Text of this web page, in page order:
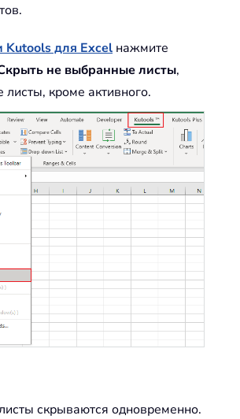
Kutools для Excel нажмите
не выбранные листы,
листы, кроме активного.
скрываются одновременно.